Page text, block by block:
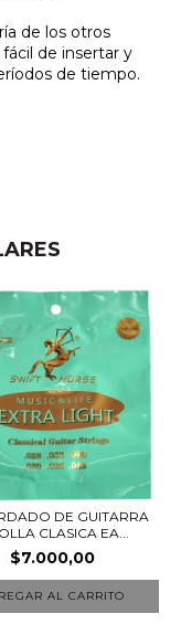
de los otros
de insertar y
de tiempo.
DE GUITARRA
CLASICA EA...
$7.000,00